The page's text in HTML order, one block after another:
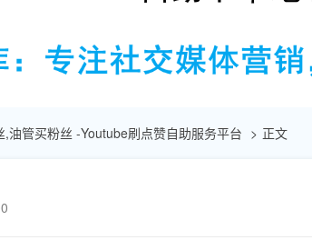
,油管买粉丝 -Youtube刷点赞自助服务平台 正文